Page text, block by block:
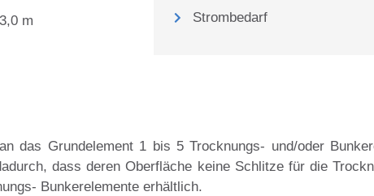
3,0 m Strombedarf
das Grundelement 1 bis 5 Trocknungs- und/oder
dass deren Oberfläche keine Schlitze für die
Bunkerelemente erhältlich.